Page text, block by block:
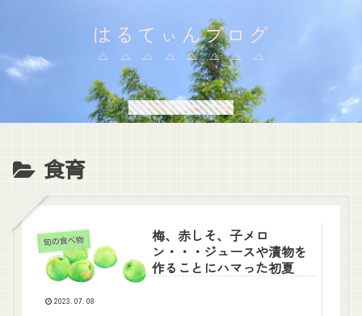
はるてぃんブログ
身体にも心にも優しい生活
食育
旬の食べ物
梅、赤しそ、子メロ
ン・・・ジュースや漬物を
作ることにハマった初夏
2023.07.08